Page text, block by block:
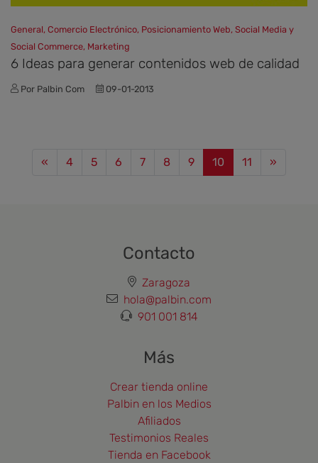
General, Comercio Electrónico, Posicionamiento Web, Social Media y
Social Commerce, Marketing
6 Ideas para generar contenidos web de calidad
Por Palbin Com 09-01-2013
« Previous
4 5 6 7 8 9 10 11 »
Contacto
Zaragoza
hola@palbin.com
901 001 814
Más
Crear tienda online
Palbin en los Medios
Afiliados
Testimonios Reales
Tienda en Facebook